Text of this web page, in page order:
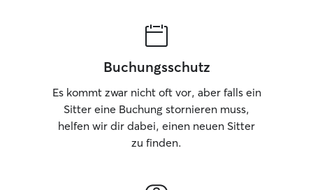
Buchungsschutz
Es kommt zwar nicht oft vor, aber falls ein
Sitter eine Buchung stornieren muss,
helfen wir dir dabei, einen neuen Sitter
zu finden.